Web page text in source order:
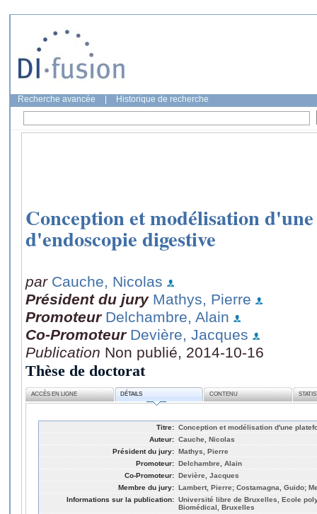
Recherche avancée Historique de recherche
Conception et modélisation
d'endoscopie digestive
par Cauche, Nicolas
Président du jury Mathys, Pierre
Promoteur Delchambre, Alain
Co-Promoteur Devière, Jacques
Publication Non publié, 2014-10-16
Thèse de doctorat
ACCÈS EN LIGNE DÉTAILS CONTENU
Titre: Conception et modélisation d'une
Auteur: Cauche, Nicolas
Président du jury: Mathys, Pierre
Promoteur: Delchambre, Alain
Co-Promoteur: Devière, Jacques
Membre du jury: Lambert, Pierre; Costamagna, Guido;
Informations sur la publication: Université libre de Bruxelles, Ecole
Biomédical, Bruxelles